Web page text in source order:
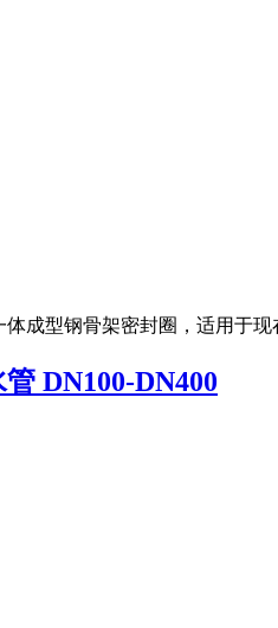
成型钢骨架密封圈，适用于
DN100-DN400